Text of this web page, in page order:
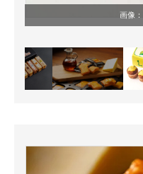
画像：